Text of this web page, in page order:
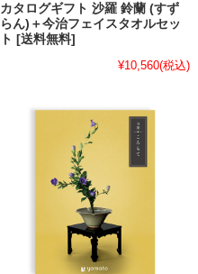
カタログギフト 沙羅 鈴蘭 (すず
らん)＋今治フェイスタオルセッ
ト [送料無料]
¥10,560(税込)